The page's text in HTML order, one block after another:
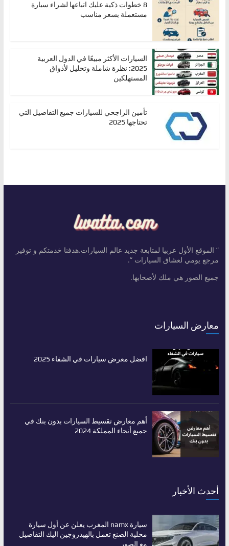
8 خطوات ذكية عليك اتباعها لشراء سيارة
مستعملة بسعر مناسب
السيارات الأكثر مبيعًا في الدول العربية
2025: نظرة شاملة وتحليل لأذواق
المستهلكين
تأمين الراجحي للسيارات جميع التفاصيل التي
تحتاجها 2025
” الموقع الأول عربيا لمتابعة جديد عالم السيارات.هدفنا خدمتكم و توفير
مرجع يومي لعشاق السيارات “.
جميع الصور هي ملك لأصحابها.
معارض السيارات
افضل معرض سيارات في الشفاء 2025
أهم معارض تقسيط السيارات بدون بنك في
جميع أنحاء المملكة 2024
أحدث الأخبار
سيارة namx المغرب يعلن عن أول سيارة
محلية الصنع تعمل بالهيدروجين اليك التفاصيل
مع الصور